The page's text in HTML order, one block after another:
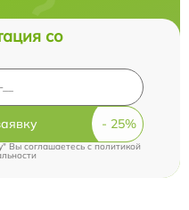
со
Вы соглашаетесь cполитикой